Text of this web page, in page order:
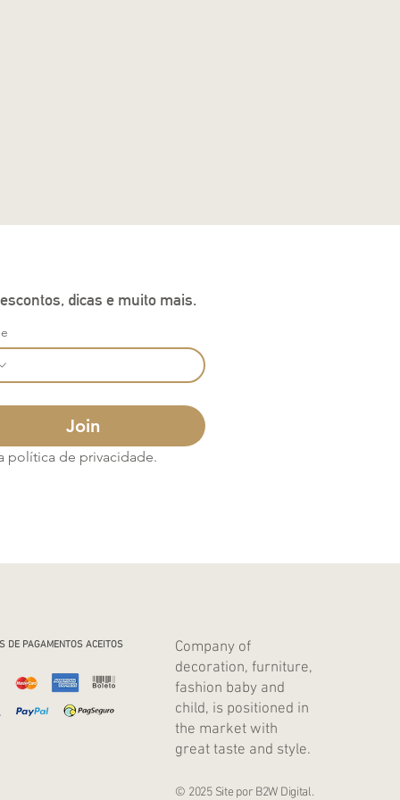
dicas e muito mais.
Join
política de privacidade.
DE PAGAMENTOS ACEITOS
Company of
decoration, furniture,
fashion baby and
child, is positioned in
the market with
great taste and style.
© 2025 Site por B2W Digital.